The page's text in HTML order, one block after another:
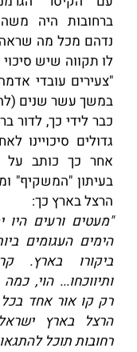
ברחובות היה
נדהם מכל מה שראה
לו תקווה שיש
"צעירים עובדי
במשך עשר שנים
כבר לידי כך, לדור
גדולים סיכויינו
אחר כך כותב על
בעיתון "המשקיף"
הרצל בארץ כך:
"מעטים ורעים היו
הימים העגומים
ביקורו בארץ.
ותיווכחו... הוי,
רק קו אור אחד
הרצל בארץ
רחובות תוכל